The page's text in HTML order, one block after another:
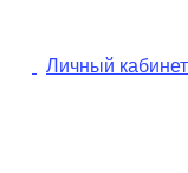
Личный кабинет